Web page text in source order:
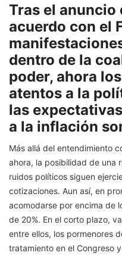
Tras el
acuerdo con el
dentro de la
poder, ahora
atentos a la
las
a la inflación
Más allá del entendimiento
ahora, la posibilidad de una
ruidos políticos siguen
cotizaciones. Aun así, en
acomodarse por encima de
de 20%. En el corto plazo,
entre ellos, los pormenores
tratamiento en el Congreso